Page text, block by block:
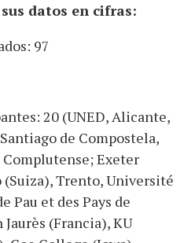
datos en cifras:
97
20 (UNED, Alicante,
de Compostela,
Complutense; Exeter
Trento, Université
Pau et des Pays de
Jaurès (Francia), KU